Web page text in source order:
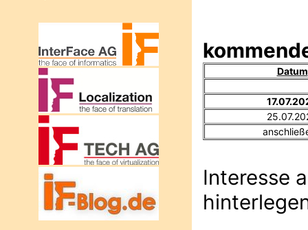
Datum
Interesse